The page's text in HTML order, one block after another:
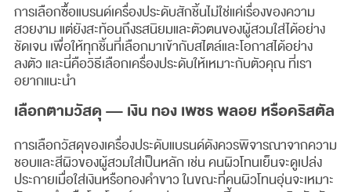
การเลือกซื้อแบรนด์เครื่องประดับสักชิ้นไม่ใช่แค่เรื่องของความ
สวยงาม แต่ยังสะท้อนถึงรสนิยมและตัวตนของผู้สวมใส่ได้อย่าง
ชัดเจน เพื่อให้ทุกชิ้นที่เลือกมาเข้ากับสไตล์และโอกาสได้อย่าง
ลงตัว และนี่คือวิธีเลือกเครื่องประดับให้เหมาะกับตัวคุณ ที่เรา
อยากแนะนำ
เลือกตามวัสดุ — เงิน ทอง เพชร พลอย หรือคริสตัล
การเลือกวัสดุของเครื่องประดับแบรนด์ดังควรพิจารณาจากความ
ชอบและสีผิวของผู้สวมใส่เป็นหลัก เช่น คนผิวโทนเย็นจะดูเปล่ง
ประกายเมื่อใส่เงินหรือทองคำขาว ในขณะที่คนผิวโทนอุ่นจะเหมาะ